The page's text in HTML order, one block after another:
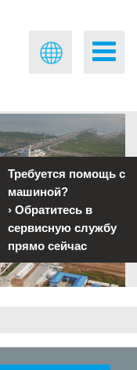
Требуется помощь с
машиной?
› Обратитесь в
сервисную службу
прямо сейчас